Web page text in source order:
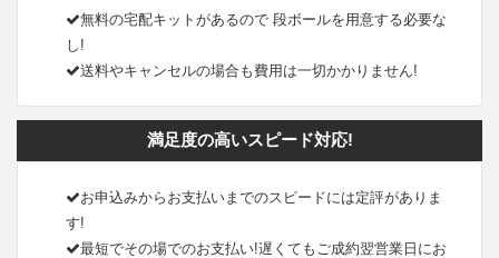
無料の宅配キットがあるので 段ボールを用意する必要な
し!
送料やキャンセルの場合も費用は一切かかりません!
満足度の高いスピード対応!
お申込みからお支払いまでのスピードには定評がありま
す!
最短でその場でのお支払い!遅くてもご成約翌営業日にお